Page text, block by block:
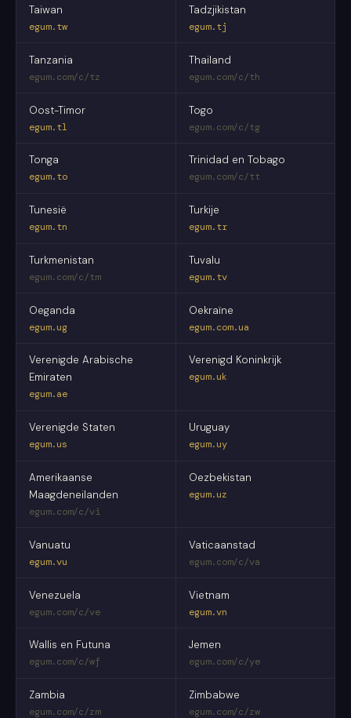
Taiwan
egum.tw
Tadzjikistan
egum.tj
Tanzania
egum.com/c/tz
Thailand
egum.com/c/th
Oost-Timor
egum.tl
Togo
egum.com/c/tg
Tonga
egum.to
Trinidad en Tobago
egum.com/c/tt
Tunesië
egum.tn
Turkije
egum.tr
Turkmenistan
egum.com/c/tm
Tuvalu
egum.tv
Oeganda
egum.ug
Oekraïne
egum.com.ua
Verenigde Arabische
Emiraten
egum.ae
Verenigd Koninkrijk
egum.uk
Verenigde Staten
egum.us
Uruguay
egum.uy
Amerikaanse
Maagdeneilanden
egum.com/c/vi
Oezbekistan
egum.uz
Vanuatu
egum.vu
Vaticaanstad
egum.com/c/va
Venezuela
egum.com/c/ve
Vietnam
egum.vn
Wallis en Futuna
egum.com/c/wf
Jemen
egum.com/c/ye
Zambia
egum.com/c/zm
Zimbabwe
egum.com/c/zw